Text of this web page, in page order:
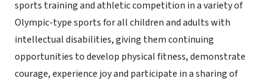
sports training and athletic competition in a variety of
Olympic-type sports for all children and adults with
intellectual disabilities, giving them continuing
opportunities to develop physical fitness, demonstrate
courage, experience joy and participate in a sharing of